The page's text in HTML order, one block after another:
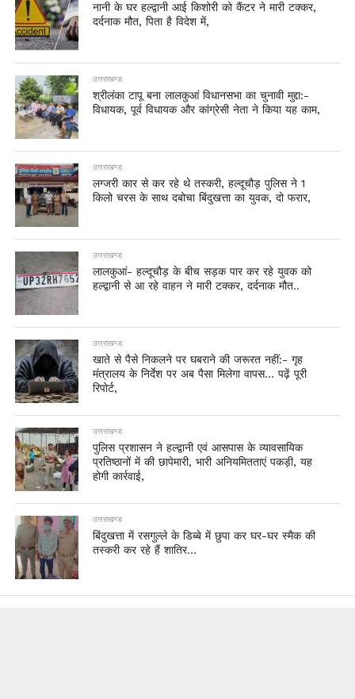
नानी के घर हल्द्वानी आई किशोरी को कैंटर ने मारी टक्कर,
दर्दनाक मौत, पिता है विदेश में,
उत्तराखण्ड
श्रीलंका टापू बना लालकुआं विधानसभा का चुनावी मुद्दा:-
विधायक, पूर्व विधायक और कांग्रेसी नेता ने किया यह काम,
उत्तराखण्ड
लग्जरी कार से कर रहे थे तस्करी, हल्दूचौड़ पुलिस ने 1
किलो चरस के साथ दबोचा बिंदुखत्ता का युवक, दो फरार,
उत्तराखण्ड
लालकुआं- हल्दूचौड़ के बीच सड़क पार कर रहे युवक को
हल्द्वानी से आ रहे वाहन ने मारी टक्कर, दर्दनाक मौत..
उत्तराखण्ड
खाते से पैसे निकलने पर घबराने की जरूरत नहीं:- गृह
मंत्रालय के निर्देश पर अब पैसा मिलेगा वापस… पढ़ें पूरी
रिपोर्ट,
उत्तराखण्ड
पुलिस प्रशासन ने हल्द्वानी एवं आसपास के व्यावसायिक
प्रतिष्ठानों में की छापेमारी, भारी अनियमितताएं पकड़ी, यह
होगी कार्रवाई,
उत्तराखण्ड
बिंदुखत्ता में रसगुल्ले के डिब्बे में छुपा कर घर-घर स्मैक की
तस्करी कर रहे हैं शातिर…